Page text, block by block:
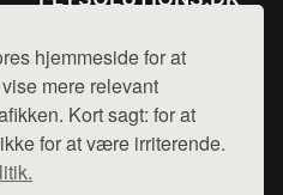
hjemmeside for at
mere relevant
Kort sagt: for at
for at være irriterende.
Mail: hej@want.dk
Cookie- og privatlivspolitik